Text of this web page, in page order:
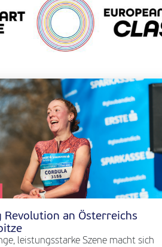
Revolution an Österreichs
leistungsstarke Szene macht sich